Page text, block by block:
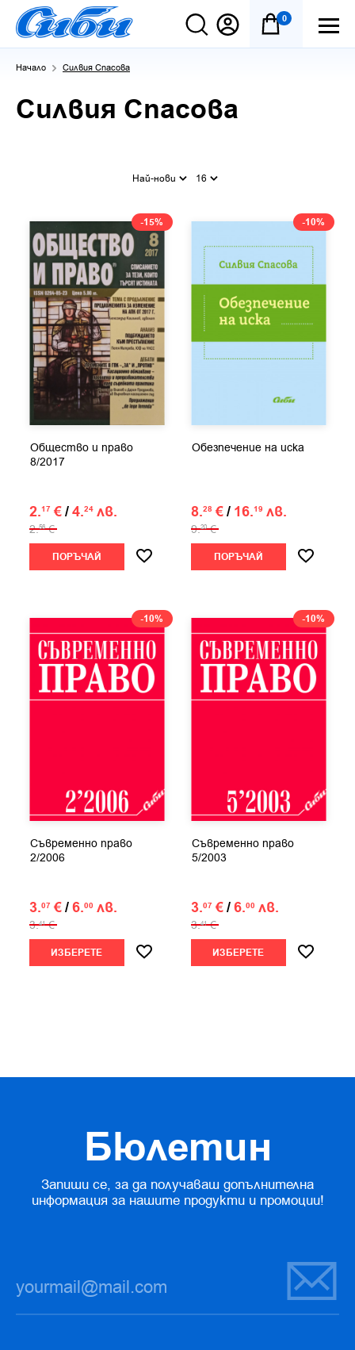
0
Начало Силвия Спасова
Силвия Спасова
Най-нови 16
-15%
Общество и право
8/2017
2.17 €/4.24 лв.
2.56 €
ПОРЪЧАЙ
-10%
Обезпечение на иска
8.28 €/ 16.19 лв.
9.20 €
ПОРЪЧАЙ
-10%
Съвременно право
2/2006
3.07 €/6.00 лв.
3.41 €
ИЗБЕРЕТЕ
-10%
Съвременно право
5/2003
3.07 €/6.00 лв.
3.41 €
ИЗБЕРЕТЕ
Бюлетин
Запиши се, за да получаваш допълнителна
информация за нашите продукти и промоции!